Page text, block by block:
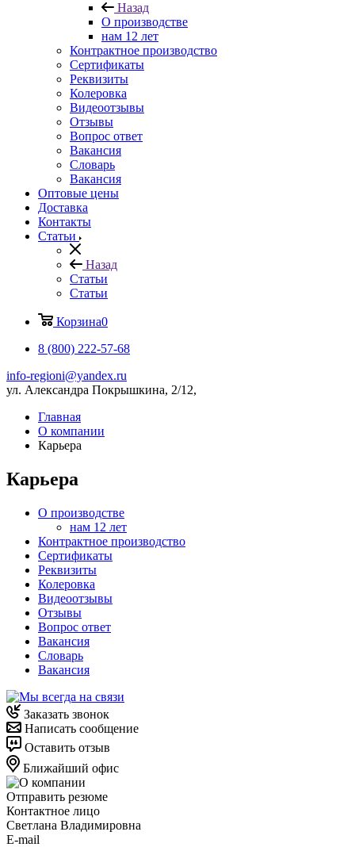
Назад
О производстве
нам 12 лет
Контрактное производство
Сертификаты
Реквизиты
Колеровка
Видеоотзывы
Отзывы
Вопрос ответ
Вакансия
Словарь
Вакансия
Оптовые цены
Доставка
Контакты
Статьи
Назад
Статьи
Статьи
Корзина0
8 (800) 222-57-68
info-regioni@yandex.ru
ул. Александра Покрышкина, 2/12,
Главная
О компании
Карьера
Карьера
О производстве
нам 12 лет
Контрактное производство
Сертификаты
Реквизиты
Колеровка
Видеоотзывы
Отзывы
Вопрос ответ
Вакансия
Словарь
Вакансия
Заказать звонок
Написать сообщение
Оставить отзыв
Ближайший офис
Отправить резюме
Контактное лицо
Светлана Владимировна
E-mail